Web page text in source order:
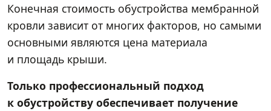
Конечная стоимость обустройства мембранной
кровли зависит от многих факторов, но самыми
основными являются цена материала
и площадь крыши.
Только профессиональный подход
к обустройству обеспечивает получение